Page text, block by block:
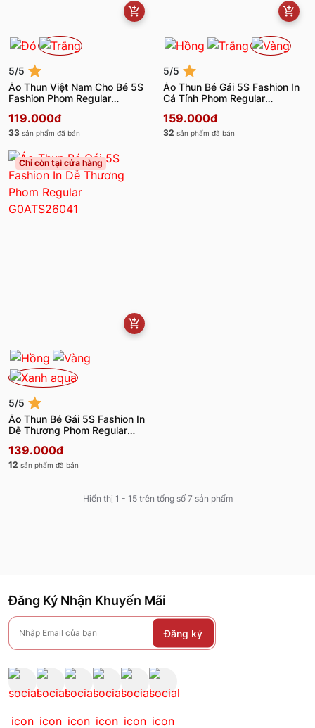
5/5
Áo Thun Việt Nam Cho Bé 5S
Fashion Phom Regular
119.000đ
33 sản phẩm đã bán
5/5
Áo Thun Bé Gái 5S Fashion In
Cá Tính Phom Regular
159.000đ
32 sản phẩm đã bán
Chỉ còn tại cửa hàng
5/5
Áo Thun Bé Gái 5S Fashion In
Dễ Thương Phom Regular
139.000đ
12 sản phẩm đã bán
Hiển thị 1 - 15 trên tổng số 7 sản phẩm
Đăng Ký Nhận Khuyến Mãi
Đăng ký